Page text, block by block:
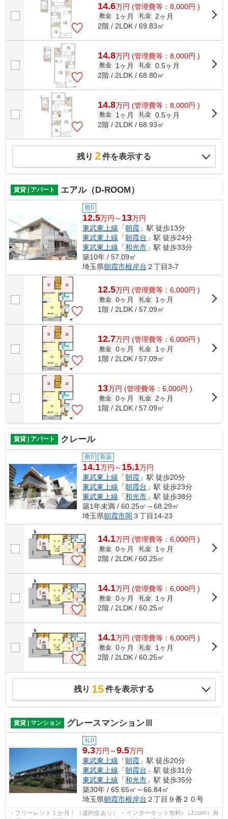
14.6万円 (管理費等：8,000円 )
敷金 1ヶ月 礼金
2ヶ月
2階 / 2LDK / 69.83㎡
14.8万円 (管理費等：8,000円 )
敷金 1ヶ月 礼金 0.5ヶ月
2階 / 2LDK / 68.80㎡
14.8万円 (管理費等：8,000円 )
敷金 1ヶ月 礼金 0.5ヶ月
2階 / 2LDK / 68.93㎡
残り 2件を表示する
賃貸 | アパート エアル（D-ROOM）
敷0
12.5万円～ 13万円
東武東上線 「朝霞 」駅 徒歩13分
東武東上線 「朝霞台 」駅 徒歩24分
東武東上線 「和光市 」駅 徒歩33分
築10年 / 57.09㎡
埼玉県朝霞市根岸台 ２丁目3-7
12.5万円 (管理費等：6,000円 )
敷金 0ヶ月 礼金
1ヶ月
1階 / 2LDK / 57.09㎡
12.7万円 (管理費等：6,000円 )
敷金 0ヶ月 礼金
1ヶ月
1階 / 2LDK / 57.09㎡
13万円 (管理費等：6,000円 )
敷金 0ヶ月 礼金 2ヶ月
1階 / 2LDK / 57.09㎡
賃貸 | アパート クレール
敷0 新築
14.1万円～ 15.1万円
東武東上線 「朝霞 」駅 徒歩20分
東武東上線 「朝霞台 」駅 徒歩23分
東武東上線 「和光市 」駅 徒歩38分
築1年未満 / 60.25㎡～68.29㎡
埼玉県朝霞市岡 ３丁目14-23
14.1万円 (管理費等：6,000円 )
敷金 0ヶ月 礼金
1ヶ月
2階 / 2LDK / 60.25㎡
14.1万円 (管理費等：6,000円 )
敷金 0ヶ月 礼金
1ヶ月
2階 / 2LDK / 60.25㎡
14.1万円 (管理費等：6,000円 )
敷金 0ヶ月 礼金
1ヶ月
2階 / 2LDK / 60.25㎡
残り 15件を表示する
賃貸 | マンション グレースマンションⅢ
礼0
9.3万円～9.5万円
東武東上線 「朝霞 」駅 徒歩20分
東武東上線 「朝霞台 」駅 徒歩31分
東武東上線 「和光市 」駅 徒歩35分
築30年 / 65.65㎡～66.84㎡
埼玉県朝霞市根岸台 ２丁目９番２０号
・フリーレント１か月！（違約金あり） ・インターネット無料♪（J:com）角